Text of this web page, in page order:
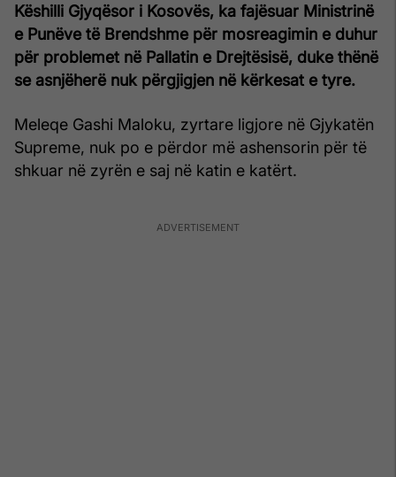
Këshilli Gjyqësor i Kosovës, ka fajësuar Ministrinë
e Punëve të Brendshme për mosreagimin e duhur
për problemet në Pallatin e Drejtësisë, duke thënë
se asnjëherë nuk përgjigjen në kërkesat e tyre.
Meleqe Gashi Maloku, zyrtare ligjore në Gjykatën
Supreme, nuk po e përdor më ashensorin për të
shkuar në zyrën e saj në katin e katërt.